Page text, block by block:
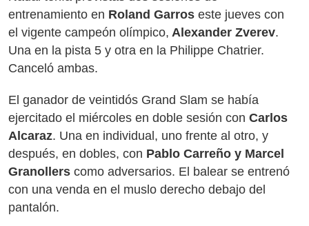
entrenamiento en Roland Garros este jueves con
el vigente campeón olímpico, Alexander Zverev.
Una en la pista 5 y otra en la Philippe Chatrier.
Canceló ambas.
El ganador de veintidós Grand Slam se había
ejercitado el miércoles en doble sesión con Carlos
Alcaraz. Una en individual, uno frente al otro, y
después, en dobles, con Pablo Carreño y Marcel
Granollers como adversarios. El balear se entrenó
con una venda en el muslo derecho debajo del
pantalón.